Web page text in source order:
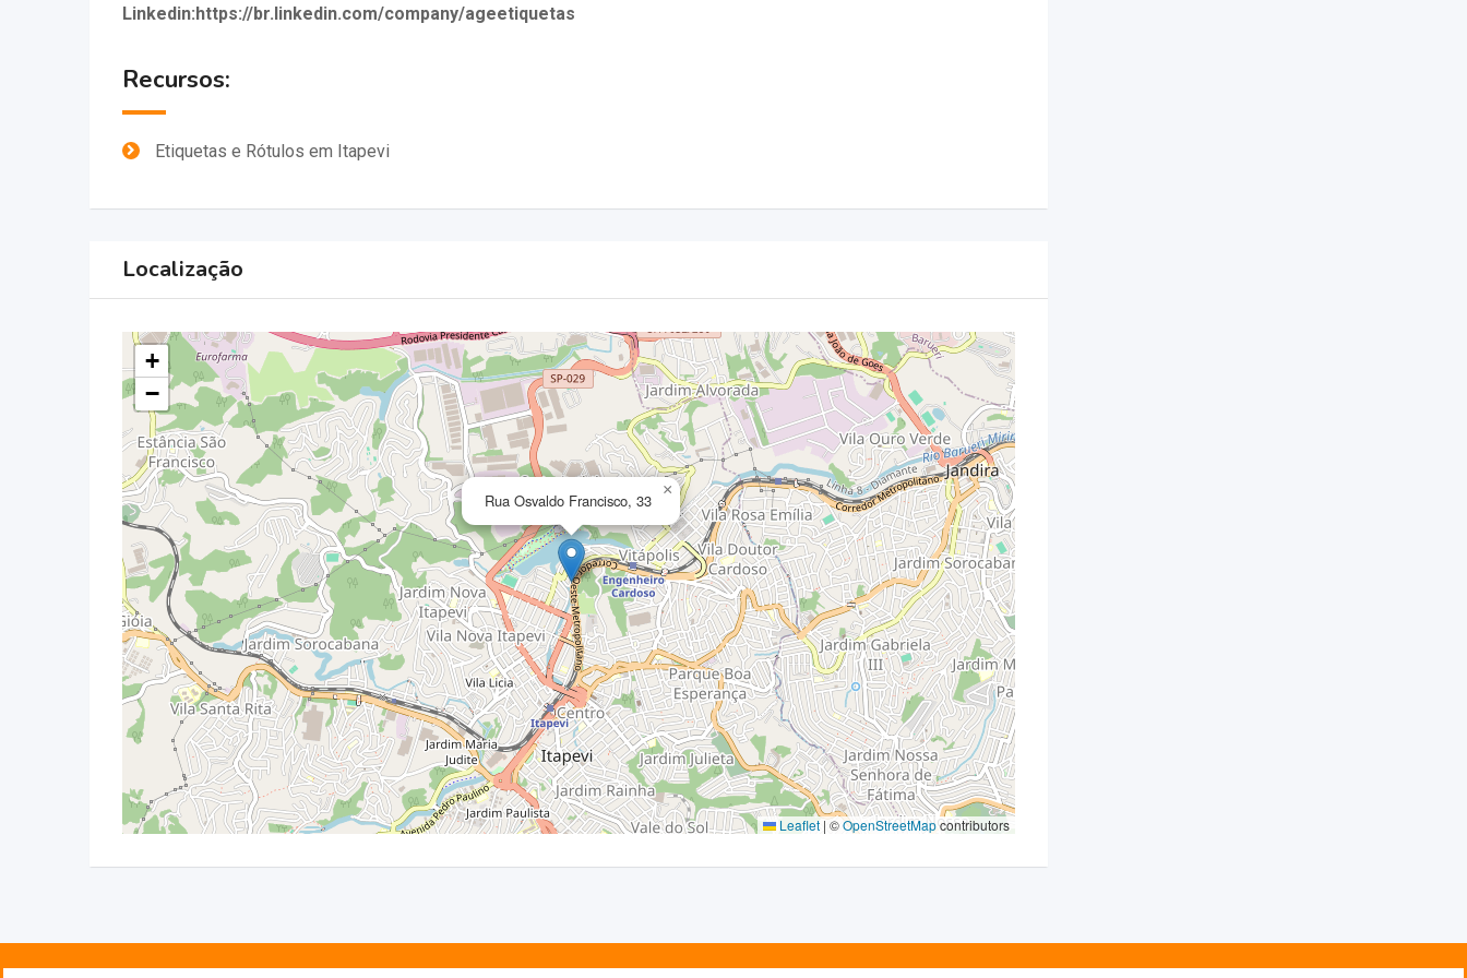
Linkedin:https://br.linkedin.com/company/ageetiquetas
Recursos:
Etiquetas e Rótulos em Itapevi
Localização
Rua Osvaldo Francisco, 33
×
+
−
Leaflet|©OpenStreetMapcontributors